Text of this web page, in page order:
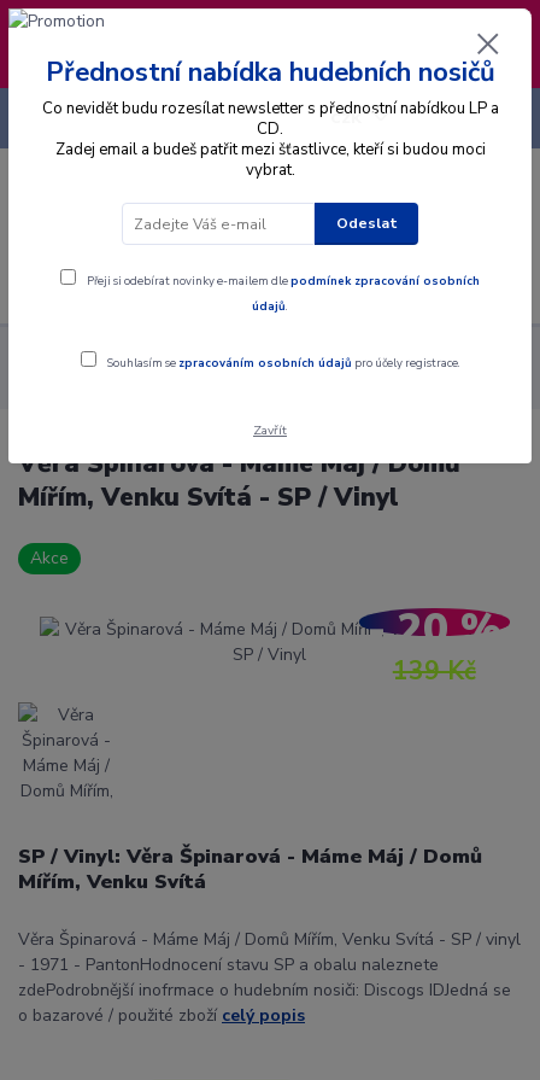
❣️ Od 4.8. do 13.8. čerpám dovolenou. Datum
expedice objednávek se posouvá na pátek
14.8.2026 🐋
Menu
CZK
+420 725 736 293
Alba Gramodesky
Věra Špinarová - Máme Máj / Domů Mířím,
Věra Špinarová - Máme Máj / Domů
Mířím, Venku Svítá - SP / Vinyl
Akce
139 Kč
- 20 %
SP / Vinyl: Věra Špinarová - Máme Máj / Domů
Mířím, Venku Svítá
Věra Špinarová - Máme Máj / Domů Mířím, Venku Svítá - SP / vinyl
- 1971 - PantonHodnocení stavu SP a obalu naleznete
zdePodrobnější inofrmace o hudebním nosiči: Discogs IDJedná se
o bazarové / použité zboží celý popis
Přednostní nabídka hudebních nosičů
Co nevidět budu rozesílat newsletter s přednostní nabídkou LP a
CD.
Zadej email a budeš patřit mezi šťastlivce, kteří si budou moci
vybrat.
Odeslat
Přeji si odebírat novinky e-mailem dlepodmínek zpracování osobních
údajů.
Souhlasím se zpracováním osobních údajů pro účely registrace.
Zavřít